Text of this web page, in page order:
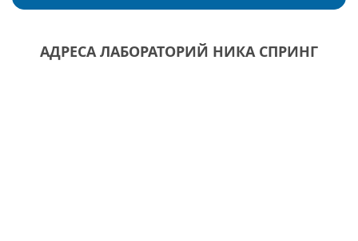
АДРЕСА ЛАБОРАТОРИЙ НИКА СПРИНГ